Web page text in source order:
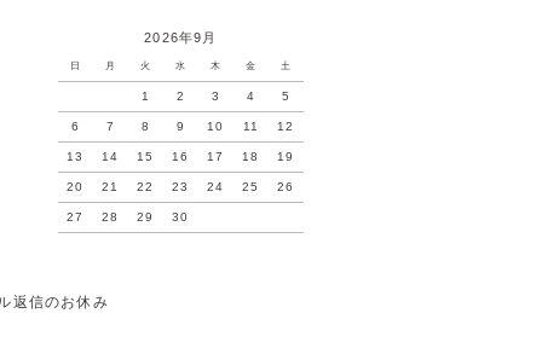
2026年9月
日 月 火 水 木 金 土
1 2 3 4 5
6 7 8 9 10 11 12
13 14 15 16 17 18 19
20 21 22 23 24 25 26
27 28 29 30
返信のお休み